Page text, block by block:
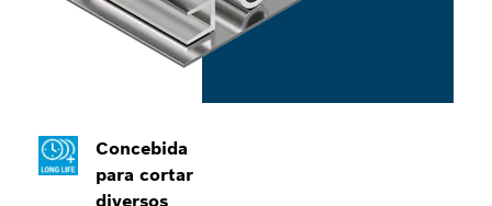
Concebida
para cortar
diversos